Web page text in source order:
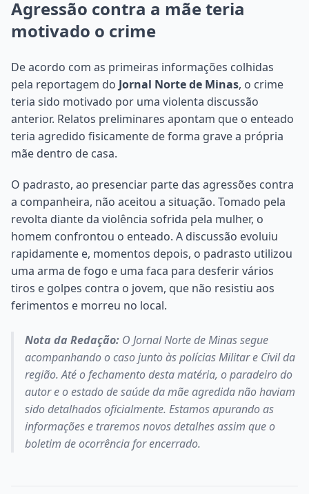
Agressão contra a mãe teria
motivado o crime
De acordo com as primeiras informações colhidas
pela reportagem do Jornal Norte de Minas, o crime
teria sido motivado por uma violenta discussão
anterior. Relatos preliminares apontam que o enteado
teria agredido fisicamente de forma grave a própria
mãe dentro de casa.
O padrasto, ao presenciar parte das agressões contra
a companheira, não aceitou a situação. Tomado pela
revolta diante da violência sofrida pela mulher, o
homem confrontou o enteado. A discussão evoluiu
rapidamente e, momentos depois, o padrasto utilizou
uma arma de fogo e uma faca para desferir vários
tiros e golpes contra o jovem, que não resistiu aos
ferimentos e morreu no local.
Nota da Redação: O Jornal Norte de Minassegue
acompanhando o caso junto às polícias Militar e Civil da
região. Até o fechamento desta matéria, o paradeiro do
autor e o estado de saúde da mãe agredida não haviam
sido detalhados oficialmente. Estamos apurando as
informações e traremos novos detalhes assim que o
boletim de ocorrência for encerrado.